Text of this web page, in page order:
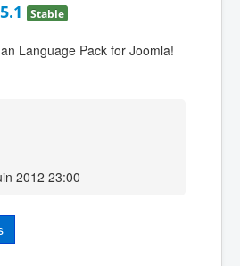
Stable
Language Pack for Joomla!
2012 23:00